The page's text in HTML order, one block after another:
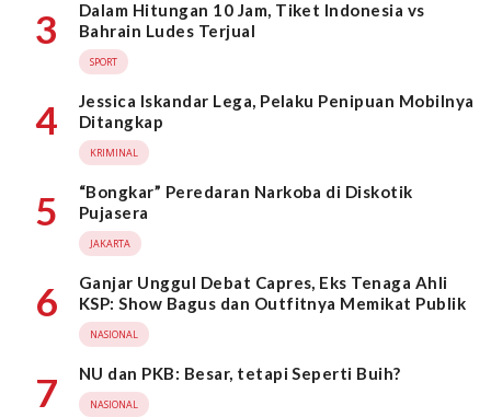
3
Dalam Hitungan 10 Jam, Tiket Indonesia vs
Bahrain Ludes Terjual
SPORT
4
Jessica Iskandar Lega, Pelaku Penipuan Mobilnya
Ditangkap
KRIMINAL
5
“Bongkar” Peredaran Narkoba di Diskotik
Pujasera
JAKARTA
6
Ganjar Unggul Debat Capres, Eks Tenaga Ahli
KSP: Show Bagus dan Outfitnya Memikat Publik
NASIONAL
7 NU dan PKB: Besar, tetapi Seperti Buih?
NASIONAL